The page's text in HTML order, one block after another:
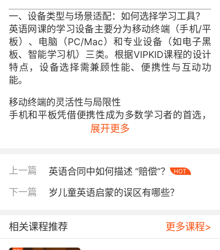
一、设备类型与场景适配：如何选择学习工具？
英语网课的学习设备主要分为移动终端（手机/平
板）、电脑（PC/Mac）和专业设备（如电子黑
板、智能学习机）三类。根据VIPKID课程的设计
特点，设备选择需兼顾性能、便携性与互动功
能。
移动终端的灵活性与局限性
手机和平板凭借便携性成为多数学习者的首选，
尤其适合碎片化学习。但小屏幕可能影响课件的
限，可能导致口语练习时声音清晰度不足。研究
显示，超过60%的线上语言学习者认为屏幕尺寸
直接影响学习专注度（教育部《2022在线教育设
配蓝牙键盘输入单词；将设备固定在支架上，保
持与眼睛平行，减少颈椎疲劳。
展开更多
上一篇 英语合同中如何描述 “赔偿”？ HOT
下一篇 岁儿童英语启蒙的误区有哪些？
相关课程推荐 更多课程>